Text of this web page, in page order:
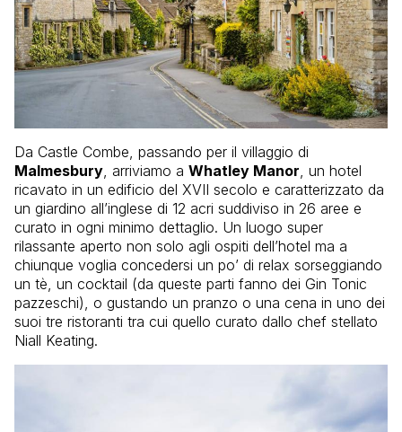
Da Castle Combe, passando per il villaggio di
Malmesbury, arriviamo a Whatley Manor, un hotel
ricavato in un edificio del XVII secolo e caratterizzato da
un giardino all’inglese di 12 acri suddiviso in 26 aree e
curato in ogni minimo dettaglio. Un luogo super
rilassante aperto non solo agli ospiti dell’hotel ma a
chiunque voglia concedersi un po’ di relax sorseggiando
un tè, un cocktail (da queste parti fanno dei Gin Tonic
pazzeschi), o gustando un pranzo o una cena in uno dei
suoi tre ristoranti tra cui quello curato dallo chef stellato
Niall Keating.